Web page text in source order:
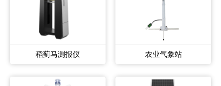
稻蓟马测报仪 农业气象站